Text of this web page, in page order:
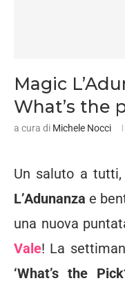
Magic
What’s the
a cura di Michele Nocci
Un saluto a
L’Adunanza e
una nuova
Vale! La
‘What’s the